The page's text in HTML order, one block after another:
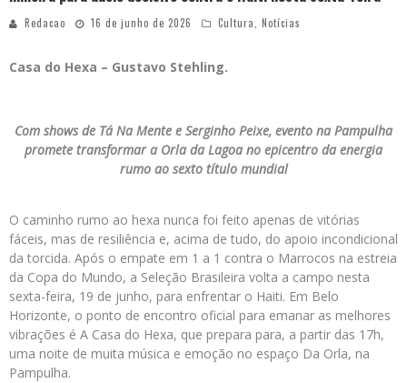
Redacao 16 de junho de 2026 Cultura, Notícias
Casa do Hexa – Gustavo Stehling.
Com shows de Tá Na Mente e Serginho Peixe, evento na Pampulha
promete transformar a Orla da Lagoa no epicentro da energia
rumo ao sexto título mundial
O caminho rumo ao hexa nunca foi feito apenas de vitórias
fáceis, mas de resiliência e, acima de tudo, do apoio incondicional
da torcida. Após o empate em 1 a 1 contra o Marrocos na estreia
da Copa do Mundo, a Seleção Brasileira volta a campo nesta
sexta-feira, 19 de junho, para enfrentar o Haiti. Em Belo
Horizonte, o ponto de encontro oficial para emanar as melhores
vibrações é A Casa do Hexa, que prepara para, a partir das 17h,
uma noite de muita música e emoção no espaço Da Orla, na
Pampulha.